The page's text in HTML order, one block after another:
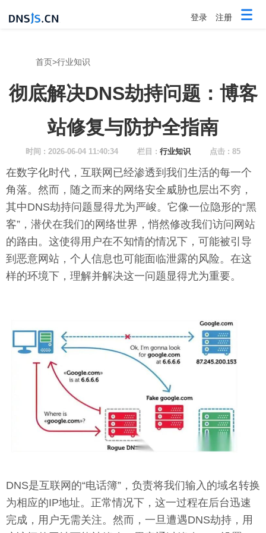
登录 注册
首页 >行业知识
彻底解决DNS劫持问题：博客
站修复与防护全指南
时间 : 2026-06-04 11:40:34 栏目 : 行业知识 点击 : 85
在数字化时代，互联网已经渗透到我们生活的每一个
角落。然而，随之而来的网络安全威胁也层出不穷，
其中DNS劫持问题显得尤为严峻。它像一位隐形的“黑
客”，潜伏在我们的网络世界，悄然修改我们访问网站
的路由。这使得用户在不知情的情况下，可能被引导
到恶意网站，个人信息也可能面临泄露的风险。在这
样的环境下，理解并解决这一问题显得尤为重要。
DNS是互联网的“电话簿”，负责将我们输入的域名转换
为相应的IP地址。正常情况下，这一过程在后台迅速
完成，用户无需关注。然而，一旦遭遇DNS劫持，用